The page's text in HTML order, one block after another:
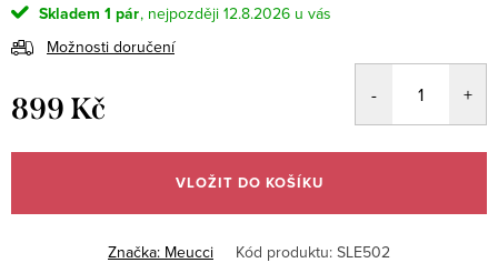
Skladem 1 pár
12.8.2026
Možnosti doručení
899 Kč
cena:
VLOŽIT DO KOŠÍKU
Značka: Meucci Kód produktu: SLE502